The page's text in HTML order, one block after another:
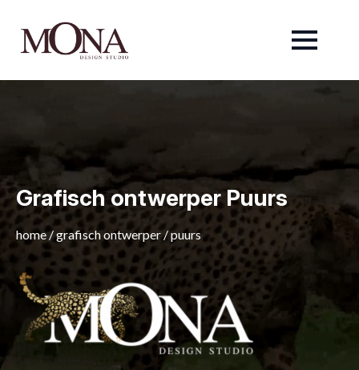
Grafisch ontwerper Puurs
home/grafisch ontwerper/puurs